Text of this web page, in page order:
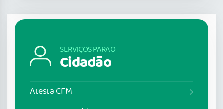
SERVIÇOS PARA O
Cidadão
Atesta CFM